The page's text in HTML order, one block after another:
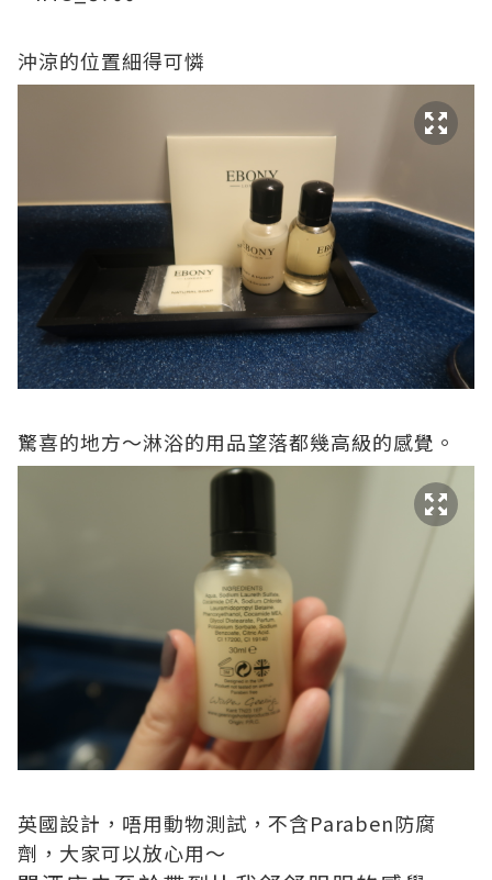
沖涼的位置細得可憐
驚喜的地方～淋浴的用品望落都幾高級的感覺。
英國設計，唔用動物測試，不含Paraben防腐
劑，大家可以放心用～